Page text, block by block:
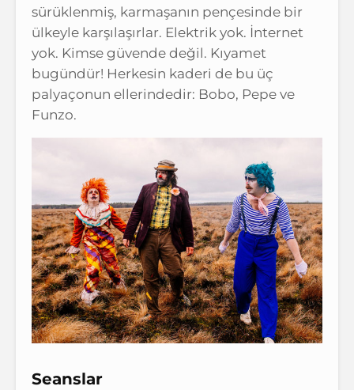
sürüklenmiş, karmaşanın pençesinde bir
ülkeyle karşılaşırlar. Elektrik yok. İnternet
yok. Kimse güvende değil. Kıyamet
bugündür! Herkesin kaderi de bu üç
palyaçonun ellerindedir: Bobo, Pepe ve
Funzo.
Seanslar